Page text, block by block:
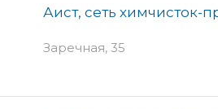
Аист, сеть химчисток-
Заречная, 35